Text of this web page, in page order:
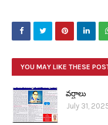
YOU MAY LIKE THESE
వర్షాలు
July 31,